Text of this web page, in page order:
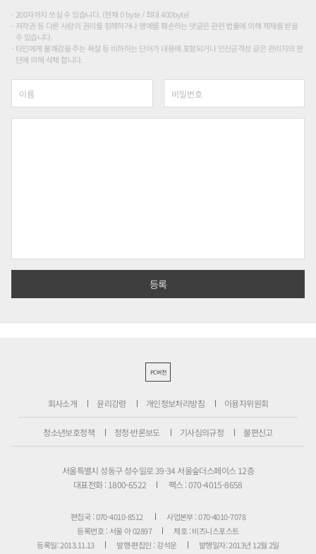
200자까지 쓰실 수 있습니다. (현재 0 byte / 최대 400byte)
저작권 등 다른 사람의 권리를 침해하거나 명예를 훼손하는 댓글은 관련 법률에 의해 제재를 받을
수 있습니다.
타인에게 불쾌감을 주는 욕설 등 비하하는 단어가 내용에 포함되거나 인신공격성 글은 관리자의 판
단에 의해 삭제 합니다.
PC버전
회사소개 윤리강령 개인정보처리방침 이용자위원회
청소년보호정책 정정·반론보도 기사심의규정 불편신고
서울특별시 성동구 성수일로 39-34 서울숲더스페이스 12층
대표전화 : 1800-6522
팩스 : 070-4015-8658
편집국 : 070-4010-8512
사업본부 : 070-4010-7078
등록번호 : 서울 아 02897
제호 : 비즈니스포스트
등록일: 2013.11.13
발행·편집인 : 강석운
발행일자: 2013년 12월 2일